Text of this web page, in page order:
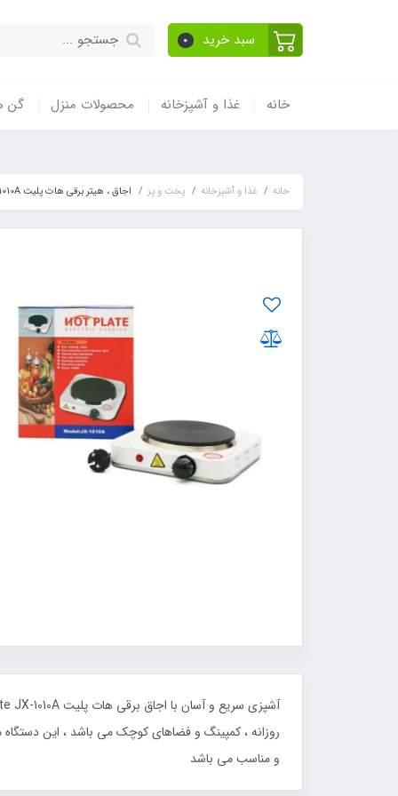
سبد خرید 0
خانه غذا و آشپزخانه محصولات منزل گن
خانه غذا و آشپزخانه پخت و پز اجاق ، هیتر برقی هات پلیت Hot Plate JX-1010A
و مناسب می باشد